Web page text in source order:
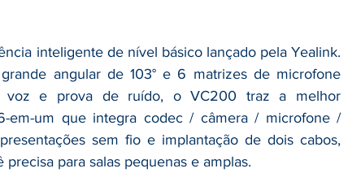
inteligente de nível básico lançado pela Yealink.
angular de 103° e 6 matrizes de microfone
voz e prova de ruído, o VC200 traz a melhor
em-um que integra codec / câmera / microfone /
sem fio e implantação de dois cabos,
para salas pequenas e amplas.